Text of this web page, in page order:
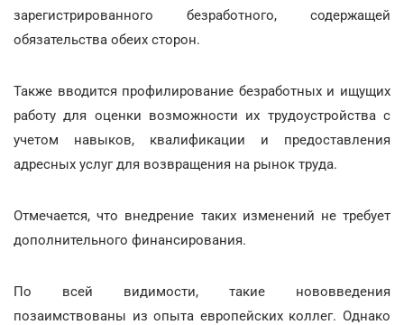
зарегистрированного безработного, содержащей
обязательства обеих сторон.
Также вводится профилирование безработных и ищущих
работу для оценки возможности их трудоустройства с
учетом навыков, квалификации и предоставления
адресных услуг для возвращения на рынок труда.
Отмечается, что внедрение таких изменений не требует
дополнительного финансирования.
По всей видимости, такие нововведения
позаимствованы из опыта европейских коллег. Однако